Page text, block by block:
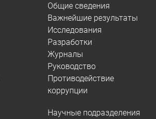
Общие сведения
Важнейшие результаты
Исследования
Разработки
Журналы
Руководство
Противодействие
коррупции
Научные подразделения